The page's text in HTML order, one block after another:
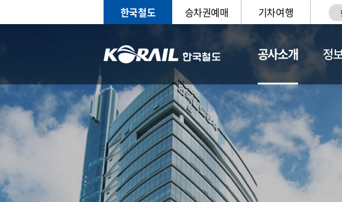
한국철도 승차권예매 기차여행
공사소개
CEO 일반현황
정